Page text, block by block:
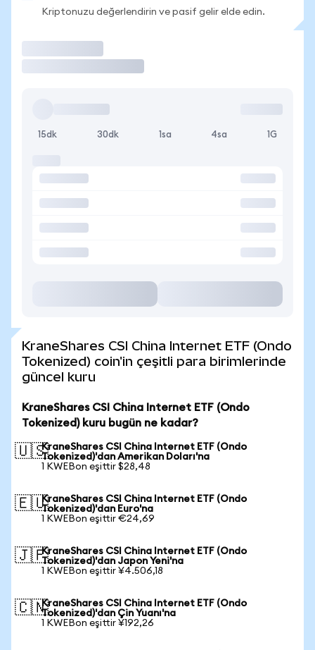
Kriptonuzu değerlendirin ve pasif gelir elde edin.
15dk 30dk 1sa 4sa 1G
KraneShares CSI China Internet ETF (Ondo
Tokenized) coin'in çeşitli para birimlerinde
güncel kuru
KraneShares CSI China Internet ETF (Ondo
Tokenized) kuru bugün ne kadar?
🇺🇸KraneShares CSI China Internet ETF (Ondo
Tokenized)'dan Amerikan Doları'na
1 KWEBon eşittir $28,48
🇪🇺KraneShares CSI China Internet ETF (Ondo
Tokenized)'dan Euro'na
1 KWEBon eşittir €24,69
🇯🇵KraneShares CSI China Internet ETF (Ondo
Tokenized)'dan Japon Yeni'na
1 KWEBon eşittir ¥4.506,18
🇨🇳KraneShares CSI China Internet ETF (Ondo
Tokenized)'dan Çin Yuanı'na
1 KWEBon eşittir ¥192,26